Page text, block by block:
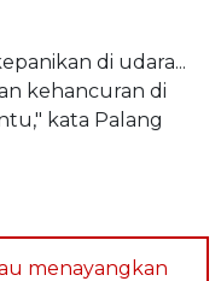
di udara...
kehancuran di
kata Palang
menayangkan